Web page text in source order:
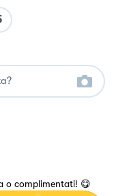
o complimentati! 😋